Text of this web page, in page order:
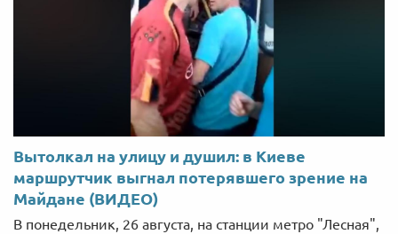
Вытолкал на улицу и душил: в Киеве
маршрутчик выгнал потерявшего зрение на
Майдане (ВИДЕО)
В понедельник, 26 августа, на станции метро "Лесная",